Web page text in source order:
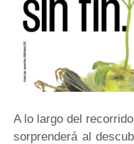
A lo largo del
sorprenderá al